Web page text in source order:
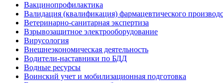
Вакцинопрофилактика
Валидация (квалификация) фармацевтического
Ветеринарно-санитарная экспертиза
Взрывозащитное электрооборудование
Вирусология
Внешнеэкономическая деятельность
Водители-наставники по БДД
Водные ресурсы
Воинский учет и мобилизационная подготовка